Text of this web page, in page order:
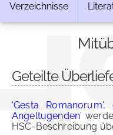
Verzeichnisse
Geteilte
'Gesta Romanorum',
Angeltugenden'
HSC-Beschreibung